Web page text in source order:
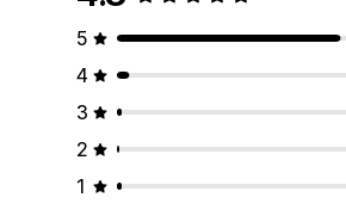
5
4
3
2
1